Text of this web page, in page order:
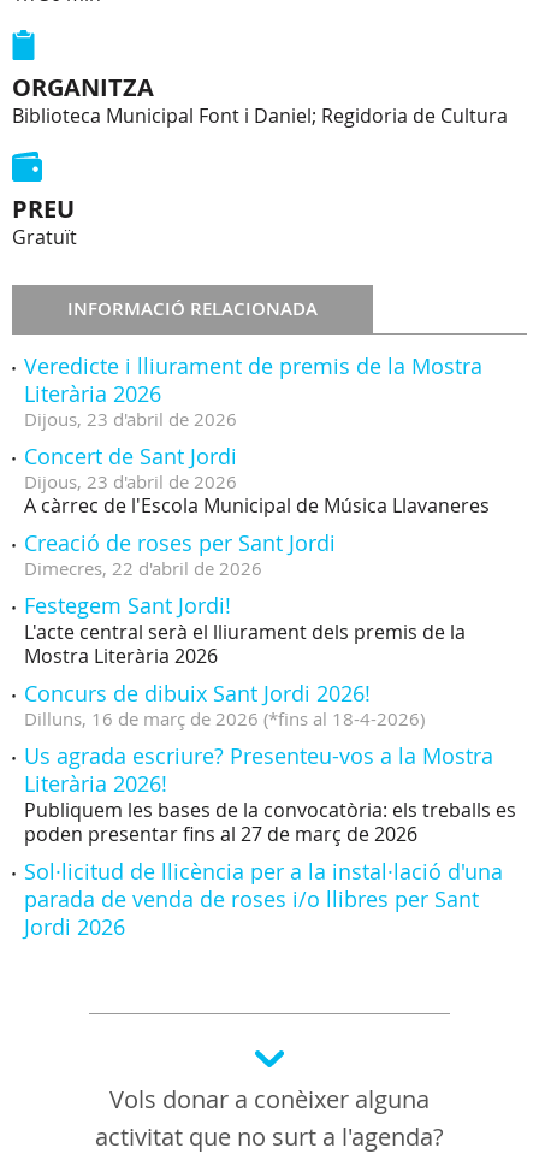
ORGANITZA
Biblioteca Municipal Font i Daniel; Regidoria de Cultura
PREU
Gratuït
INFORMACIÓ RELACIONADA
Veredicte i lliurament de premis de la Mostra
Literària 2026
Dijous, 23 d'abril de 2026
Concert de Sant Jordi
Dijous, 23 d'abril de 2026
A càrrec de l'Escola Municipal de Música Llavaneres
Creació de roses per Sant Jordi
Dimecres, 22 d'abril de 2026
Festegem Sant Jordi!
L'acte central serà el lliurament dels premis de la
Mostra Literària 2026
Concurs de dibuix Sant Jordi 2026!
Dilluns, 16 de març de 2026 (*fins al 18-4-2026)
Us agrada escriure? Presenteu-vos a la Mostra
Literària 2026!
Publiquem les bases de la convocatòria: els treballs es
poden presentar fins al 27 de març de 2026
Sol·licitud de llicència per a la instal·lació d'una
parada de venda de roses i/o llibres per Sant
Jordi 2026
Vols donar a conèixer alguna
activitat que no surt a l'agenda?